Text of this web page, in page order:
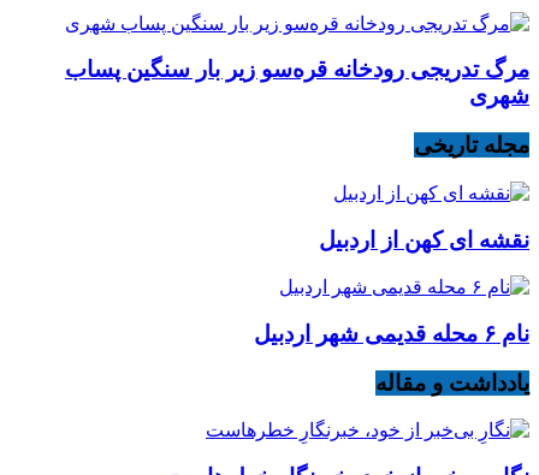
مرگ تدریجی رودخانه قره‌سو زیر بار سنگین پساب
شهری
مجله تاریخی
نقشه ای کهن از اردبیل
نام ۶ محله قدیمی شهر اردبیل
یادداشت و مقاله